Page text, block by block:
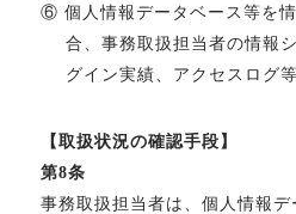
⑥ 個人情報データベース等を
合、事務取扱担当者の情報
グイン実績、アクセスログ等
【取扱状況の確認手段】
第8条
事務取扱担当者は、個人情報